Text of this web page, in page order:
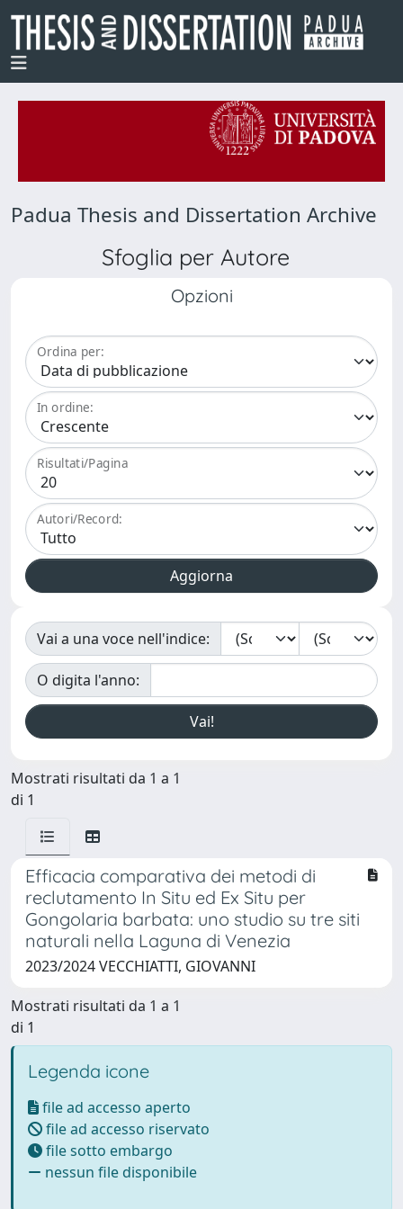
Padua Thesis and Dissertation Archive
Sfoglia per Autore
Opzioni
Ordina per:
In ordine:
Risultati/Pagina
Autori/Record:
Vai a una voce nell'indice:
O digita l'anno:
Mostrati risultati da 1 a 1
di 1
Efficacia comparativa dei metodi di
reclutamento In Situ ed Ex Situ per
Gongolaria barbata: uno studio su tre siti
naturali nella Laguna di Venezia
2023/2024 VECCHIATTI, GIOVANNI
Mostrati risultati da 1 a 1
di 1
Legenda icone
file ad accesso aperto
file ad accesso riservato
file sotto embargo
nessun file disponibile